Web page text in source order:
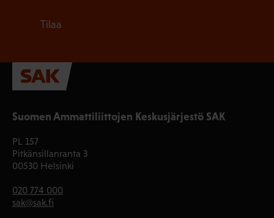
Suomen Ammattiliittojen Keskusjärjestö SAK
PL 157
Pitkänsillanranta 3
00530 Helsinki
020 774 000
sak@sak.fi
Tilaa